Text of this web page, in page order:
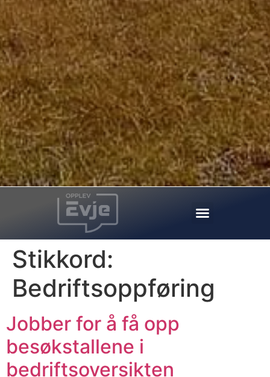
Stikkord:
Bedriftsoppføring
Jobber for å få opp
besøkstallene i
bedriftsoversikten